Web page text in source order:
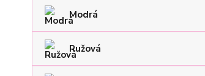
Modrá
Ružová